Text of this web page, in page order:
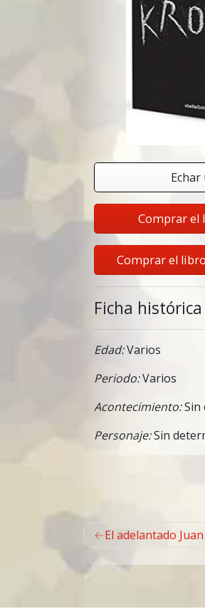
Comprar el
Comprar el
Ficha
Edad:Varios
Periodo:Varios
Acontecimiento:Sin
Personaje:Sin
Navegación
de
entradas
El adelantado